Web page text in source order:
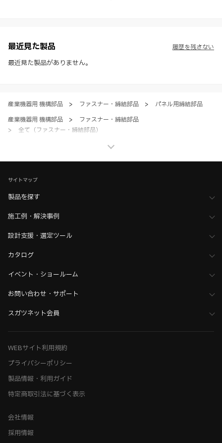
社製品の使用ご検討、又は販売促進目的の利用に限ります。
※ 本WEBサイト製品情報のご利用にあたっては、WEBサイト利用規
約、プライバシーポリシー、製品情報ガイドをご確認いただき、内容の
最近見た製品
最近見た製品がありません。
履歴を残さない
産業機器用 機構部品 > ファスナー・締結部品 >
パネル用締結部品
産業機器用 機構部品
>
ファスナー・締結部品
>
全て（ファスナー・締結部品）
フック・タオル掛け・吊金物
>
全て（フック・吊金物）
家具金物・建築金物
家具金物・建築金物
>
意匠にこだわる、ホテル向け洗面化粧室（レストルーム） 金物選びの
サイトマップ
製品を探す
施工例・解決事例
設計支援・選定ツール
カタログ
イベント・ショールーム
お問い合わせ・サポート
スガツネット会員
WEBサイト利用規約
プライバシーポリシー
製品情報・利用ガイド
特定商取引法に基づく表示
会社情報
採用情報